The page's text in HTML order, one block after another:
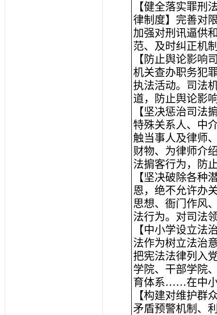
【健全落实罪刑
律制度】完善对
加强对刑讯逼供
范、及时纠正机
【防止舆论影响
机关查办职务犯
执法活动。司法
道，防止舆论影
【坚决惩治司法
特殊关系人、中
触当事人及律师
财物、为律师介
法掮客行为，防
【坚决破除各种
恩，绝不允许办
思想、衙门作风
法行为。对司法
【中小学设立法
法作为树立法治
把宪法法律列入
学院、干部学院
育体系……在中
【构建对维护群
矛盾预警机制、